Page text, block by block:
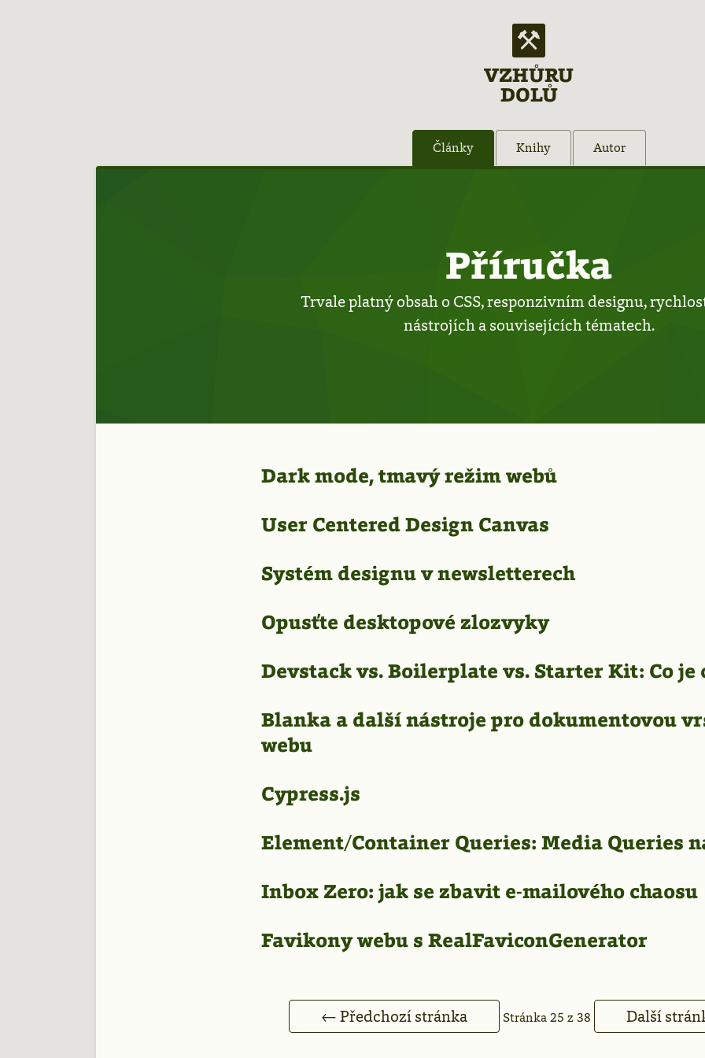
VZHŮRU
DOLŮ
Články Knihy Autor
Příručka
Trvale platný obsah o CSS, responzivním designu,
nástrojích a souvisejících tématech.
Dark mode, tmavý režim webů
User Centered Design Canvas
Systém designu v newsletterech
Opusťte desktopové zlozvyky
Devstack vs. Boilerplate vs. Starter Kit: Co je
Blanka a další nástroje pro dokumentovou
webu
Cypress.js
Element/Container Queries: Media Queries
Inbox Zero: jak se zbavit e-mailového chaosu
Favikony webu s RealFaviconGenerator
← Předchozí stránka Stránka 25 z 38 Další